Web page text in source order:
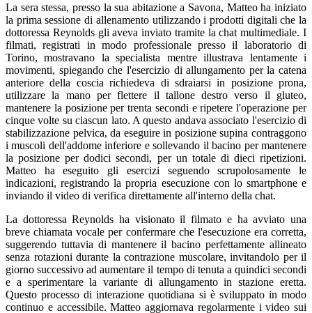
La sera stessa, presso la sua abitazione a Savona, Matteo ha iniziato
la prima sessione di allenamento utilizzando i prodotti digitali che la
dottoressa Reynolds gli aveva inviato tramite la chat multimediale. I
filmati, registrati in modo professionale presso il laboratorio di
Torino, mostravano la specialista mentre illustrava lentamente i
movimenti, spiegando che l'esercizio di allungamento per la catena
anteriore della coscia richiedeva di sdraiarsi in posizione prona,
utilizzare la mano per flettere il tallone destro verso il gluteo,
mantenere la posizione per trenta secondi e ripetere l'operazione per
cinque volte su ciascun lato. A questo andava associato l'esercizio di
stabilizzazione pelvica, da eseguire in posizione supina contraggono
i muscoli dell'addome inferiore e sollevando il bacino per mantenere
la posizione per dodici secondi, per un totale di dieci ripetizioni.
Matteo ha eseguito gli esercizi seguendo scrupolosamente le
indicazioni, registrando la propria esecuzione con lo smartphone e
inviando il video di verifica direttamente all'interno della chat.
La dottoressa Reynolds ha visionato il filmato e ha avviato una
breve chiamata vocale per confermare che l'esecuzione era corretta,
suggerendo tuttavia di mantenere il bacino perfettamente allineato
senza rotazioni durante la contrazione muscolare, invitandolo per il
giorno successivo ad aumentare il tempo di tenuta a quindici secondi
e a sperimentare la variante di allungamento in stazione eretta.
Questo processo di interazione quotidiana si è sviluppato in modo
continuo e accessibile. Matteo aggiornava regolarmente i video sui